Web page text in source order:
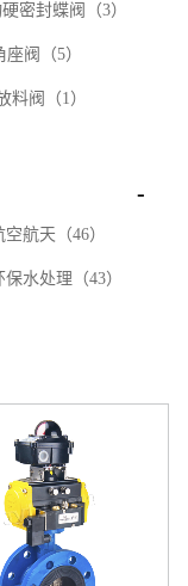
密封蝶阀 （3）
座阀 （5）
料阀 （1）
空航天（46）
保水处理（43）